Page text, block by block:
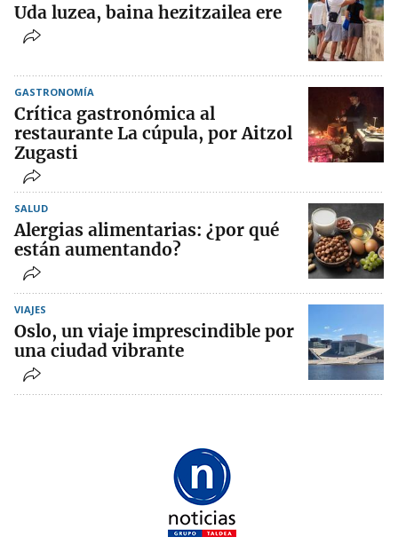
Uda luzea, baina hezitzailea ere
GASTRONOMÍA
Crítica gastronómica al
restaurante La cúpula, por Aitzol
Zugasti
SALUD
Alergias alimentarias: ¿por qué
están aumentando?
VIAJES
Oslo, un viaje imprescindible por
una ciudad vibrante